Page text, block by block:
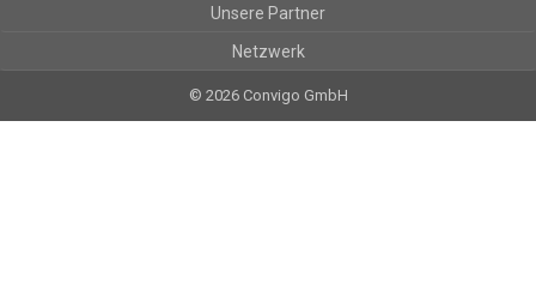
Unsere Partner
Netzwerk
© 2026 Convigo GmbH